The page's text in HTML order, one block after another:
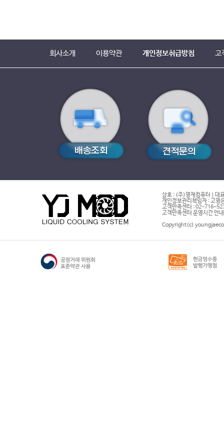
회사소개 이용약관 개인정보취급방침 고
상호 : (주)영재컴퓨터 | 대
개인정보관리책임자 : 고영
고객만족센터 : 02-716-
고객만족센터 운영시간 안
Copyright(c)